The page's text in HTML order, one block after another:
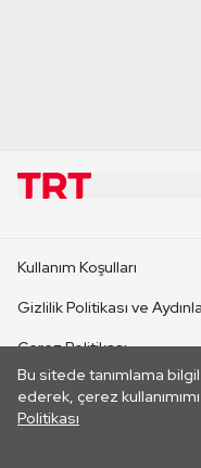
Bu sitede tanımlama
ederek, çerez
Politikası
CANLI YAYINLAR
Kullanım Koşulları
Gizlilik Politikası ve
Çerez Politikası
İletişim
Her hakkı saklıdır.